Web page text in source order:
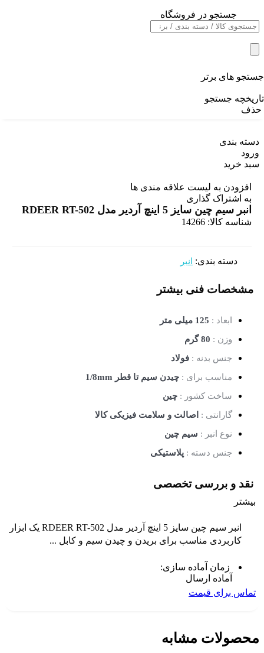
جستجو در فروشگاه
جستجو های برتر
تاریخچه جستجو
حذف
خانه
انبر سیم چین سایز 5 اینچ آردیر مدل RDEER RT-502
دسته بندی
ورود
سبد خرید
افزودن به لیست علاقه مندی ها
به اشتراک گذاری
انبر سیم چین سایز 5 اینچ آردیر مدل RDEER RT-502
شناسه کالا: 14266
دسته بندی: انبر
مشخصات فنی بیشتر
ابعاد : 125 میلی متر
وزن : 80 گرم
جنس بدنه : فولاد
مناسب برای : چیدن سیم تا قطر 1/8mm
ساخت کشور : چین
گارانتی : اصالت و سلامت فیزیکی کالا
نوع انبر : سیم چین
جنس دسته : پلاستیکی
نقد و بررسی تخصصی
بیشتر
انبر سیم چین سایز 5 اینچ آردیر مدل RDEER RT-502 یک ابزار
کاربردی مناسب برای بریدن و چیدن سیم و کابل ...
زمان آماده سازی:
آماده ارسال
تماس برای قیمت
محصولات مشابه